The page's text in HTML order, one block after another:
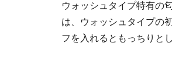
ウォッシュタイプ特有の
は、ウォッシュタイプの
フを入れるともっちりと